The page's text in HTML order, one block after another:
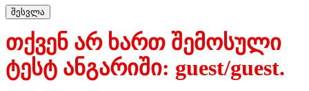
თქვენ არ ხართ შემოსული
ტესტ ანგარიში: guest/guest.